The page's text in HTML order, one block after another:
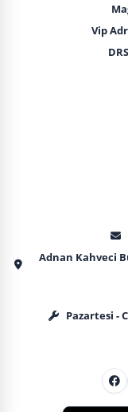
Vip
Adnan Kahveci
Pazartesi -